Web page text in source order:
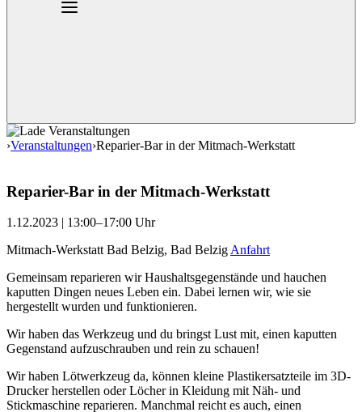
›Veranstaltungen›Reparier-Bar in der Mitmach-Werkstatt
Reparier-Bar in der Mitmach-Werkstatt
1.12.2023 | 13:00–17:00 Uhr
Mitmach-Werkstatt Bad Belzig, Bad BelzigAnfahrt
Gemeinsam reparieren wir Haushaltsgegenstände und hauchen
kaputten Dingen neues Leben ein. Dabei lernen wir, wie sie
hergestellt wurden und funktionieren.
Wir haben das Werkzeug und du bringst Lust mit, einen kaputten
Gegenstand aufzuschrauben und rein zu schauen!
Wir haben Lötwerkzeug da, können kleine Plastikersatzteile im 3D-
Drucker herstellen oder Löcher in Kleidung mit Näh- und
Stickmaschine reparieren. Manchmal reicht es auch, einen